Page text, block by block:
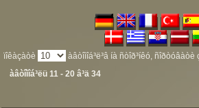
ïîêàçàòè àâòîìîá³ë³â íà ñòîð³íêó, ñîðòóâàòè
àâòîìîá³ëü 11 - 20 â³ä 34